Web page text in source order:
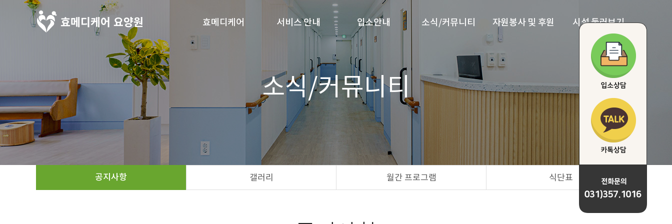
효메디케어 서비스 안내
서비스 안내
입소안내
입소절차
입소비용
입소상담
소식/커뮤니티
공지사항
갤러리
월간 프로그램
자원봉사 및 후원 시설 둘러보기
전경
생활실
거실&주방
하늘정원
소식/커뮤니티
공지사항 갤러리 월간 프로그램 식단표